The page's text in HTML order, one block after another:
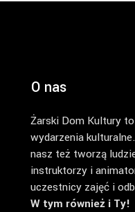
O nas
Żarski Dom Kultury
wydarzenia
nasz też tworzą
instruktorzy i
uczestnicy zajęć i
W tym również i Ty!